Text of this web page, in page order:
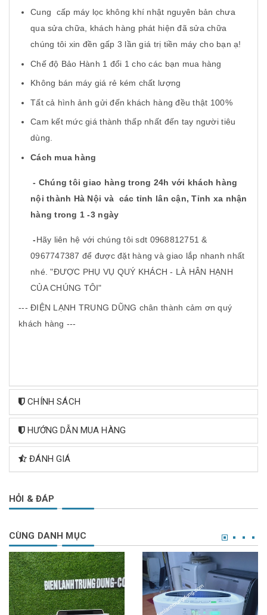
Cung cấp máy lọc không khí nhật nguyên bản chưa
qua sửa chữa, khách hàng phát hiện đã sửa chữa
chúng tôi xin đền gấp 3 lần giá trị tiền máy cho bạn ạ!
Chế độ Bảo Hành 1 đổi 1 cho các bạn mua hàng
Không bán máy giá rẻ kém chất lượng
Tất cả hình ảnh gửi đến khách hàng đều thật 100%
Cam kết mức giá thành thấp nhất đến tay người tiêu
dùng.
Cách mua hàng
- Chúng tôi giao hàng trong 24h với khách hàng
nội thành Hà Nội và các tỉnh lân cận, Tỉnh xa nhận
hàng trong 1 -3 ngày
-Hãy liên hệ với chúng tôi sdt 0968812751 &
0967747387 để được đặt hàng và giao lắp nhanh nhất
nhé. "ĐƯỢC PHỤ VỤ QUÝ KHÁCH - LÀ HÂN HẠNH
CỦA CHÚNG TÔI"
--- ĐIỆN LẠNH TRUNG DŨNG chân thành cảm ơn quý
khách hàng ---
CHÍNH SÁCH
HƯỚNG DẪN MUA HÀNG
ĐÁNH GIÁ
HỎI & ĐÁP
CÙNG DANH MỤC